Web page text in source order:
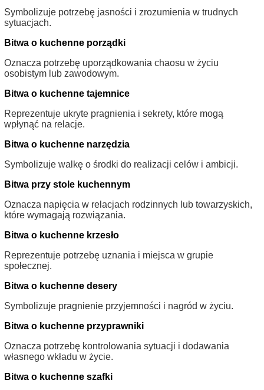
Symbolizuje potrzebę jasności i zrozumienia w trudnych
sytuacjach.
Bitwa o kuchenne porządki
Oznacza potrzebę uporządkowania chaosu w życiu
osobistym lub zawodowym.
Bitwa o kuchenne tajemnice
Reprezentuje ukryte pragnienia i sekrety, które mogą
wpłynąć na relacje.
Bitwa o kuchenne narzędzia
Symbolizuje walkę o środki do realizacji celów i ambicji.
Bitwa przy stole kuchennym
Oznacza napięcia w relacjach rodzinnych lub towarzyskich,
które wymagają rozwiązania.
Bitwa o kuchenne krzesło
Reprezentuje potrzebę uznania i miejsca w grupie
społecznej.
Bitwa o kuchenne desery
Symbolizuje pragnienie przyjemności i nagród w życiu.
Bitwa o kuchenne przyprawniki
Oznacza potrzebę kontrolowania sytuacji i dodawania
własnego wkładu w życie.
Bitwa o kuchenne szafki